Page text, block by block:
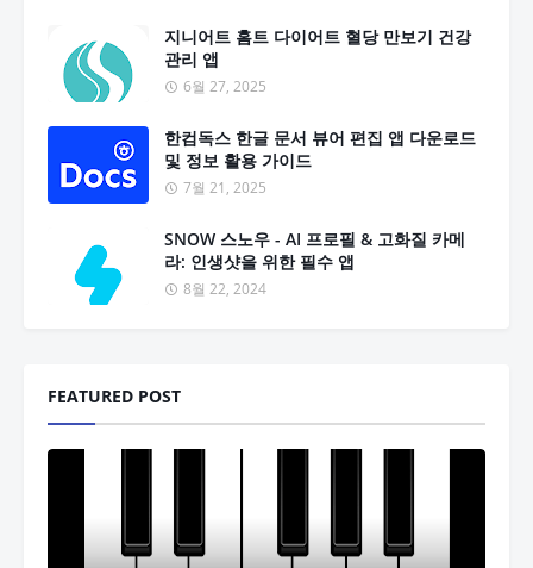
지니어트 홈트 다이어트 혈당 만보기 건강
관리 앱
6월 27, 2025
한컴독스 한글 문서 뷰어 편집 앱 다운로드
및 정보 활용 가이드
7월 21, 2025
SNOW 스노우 - AI 프로필 & 고화질 카메
라: 인생샷을 위한 필수 앱
8월 22, 2024
FEATURED POST